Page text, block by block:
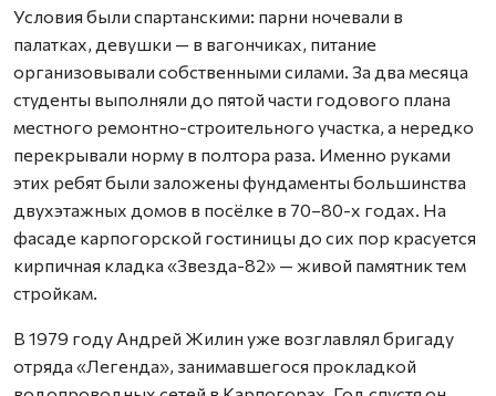
Условия были спартанскими: парни ночевали в
палатках, девушки — в вагончиках, питание
организовывали собственными силами. За два месяца
студенты выполняли до пятой части годового плана
местного ремонтно-строительного участка, а нередко
перекрывали норму в полтора раза. Именно руками
этих ребят были заложены фундаменты большинства
двухэтажных домов в посёлке в 70–80-х годах. На
фасаде карпогорской гостиницы до сих пор красуется
кирпичная кладка «Звезда-82» — живой памятник тем
стройкам.
В 1979 году Андрей Жилин уже возглавлял бригаду
отряда «Легенда», занимавшегося прокладкой